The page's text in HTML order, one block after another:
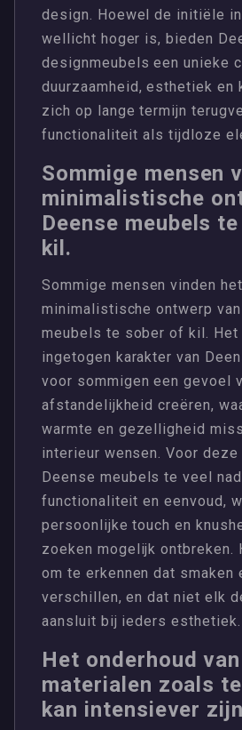
design. Hoewel de initiële
wellicht hoger is, bieden
designmeubels een unieke
duurzaamheid, esthetiek en
zich op lange termijn
functionaliteit als tijdloze
Sommige mensen
minimalistische
Deense meubels
kil.
Sommige mensen vinden het
minimalistische ontwerp
meubels te sober of kil. Het
ingetogen karakter van
voor sommigen een gevoel
afstandelijkheid creëren,
warmte en gezelligheid
interieur wensen. Voor deze
Deense meubels te veel
functionaliteit en eenvoud,
persoonlijke touch en
zoeken mogelijk ontbreken.
om te erkennen dat smaken
verschillen, en dat niet elk
aansluit bij ieders esthetiek.
Het onderhoud
materialen zoals
kan intensiever